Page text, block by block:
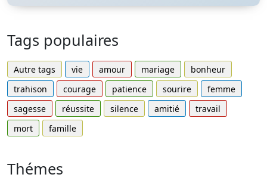
Tags populaires
Autre tags vie amour mariage
bonheur
trahison
courage patience sourire
femme
sagesse
réussite silence amitié
travail
mort
famille
Thémes